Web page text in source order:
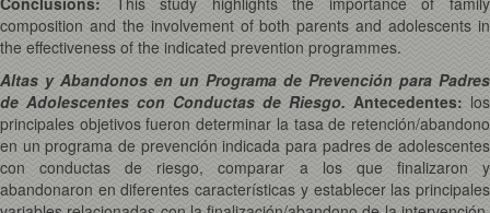
composition and the involvement of both parents and adolescents in
the effectiveness of the indicated prevention programmes.
Altas y Abandonos en un Programa de Prevención para Padres
de Adolescentes con Conductas de Riesgo. Antecedentes: los
principales objetivos fueron determinar la tasa de retención/abandono
en un programa de prevención indicada para padres de adolescentes
con conductas de riesgo, comparar a los que finalizaron y
abandonaron en diferentes características y establecer las principales